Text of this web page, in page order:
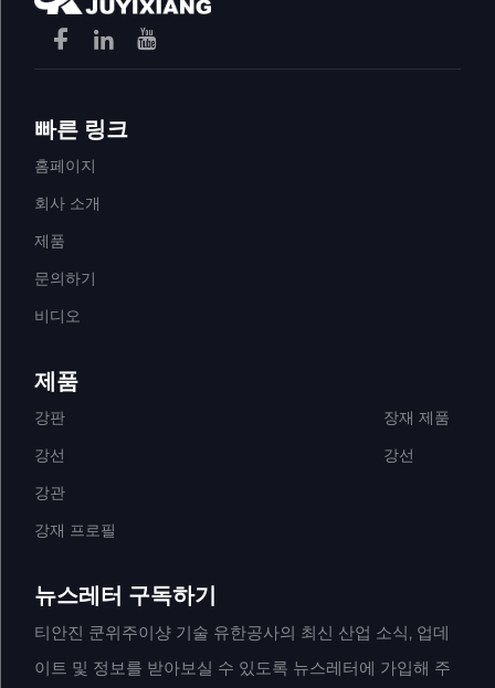
빠른 링크
홈페이지
회사 소개
제품
문의하기
비디오
제품
강판
강선
강관
강재 프로필
장재 제품
강선
뉴스레터 구독하기
티안진 쿤위주이샹 기술 유한공사의 최신 산업 소식, 업데
이트 및 정보를 받아보실 수 있도록 뉴스레터에 가입해 주